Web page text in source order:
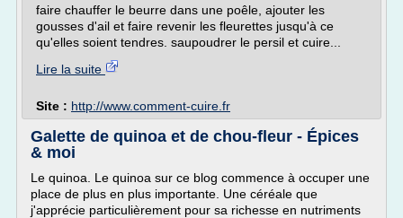
faire chauffer le beurre dans une poêle, ajouter les
gousses d'ail et faire revenir les fleurettes jusqu'à ce
qu'elles soient tendres. saupoudrer le persil et cuire...
Lire la suite
Site : http://www.comment-cuire.fr
Galette de quinoa et de chou-fleur - Épices
& moi
Le quinoa. Le quinoa sur ce blog commence à occuper une
place de plus en plus importante. Une céréale que
j'apprécie particulièrement pour sa richesse en nutriments